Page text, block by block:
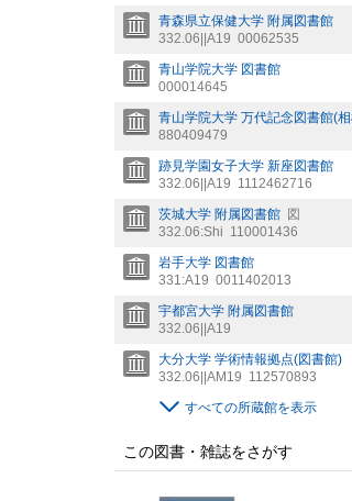
青森県立保健大学 附属図書館
332.06||A19 00062535
青山学院大学 図書館
000014645
青山学院大学 万代記念図書館(
880409479
跡見学園女子大学 新座図書館
332.06||A19 1112462716
茨城大学 附属図書館 図
332.06:Shi 110001436
岩手大学 図書館
331:A19 0011402013
宇都宮大学 附属図書館
332.06||A19
大分大学 学術情報拠点(図書館)
332.06||AM19 112570893
すべての所蔵館を表示
この図書・雑誌をさがす